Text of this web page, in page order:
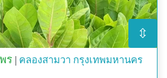
⇳
ร | คลองสามวา กรุงเทพมหานคร